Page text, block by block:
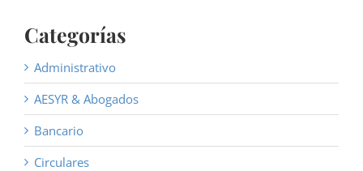
Categorías
Administrativo
AESYR & Abogados
Bancario
Circulares